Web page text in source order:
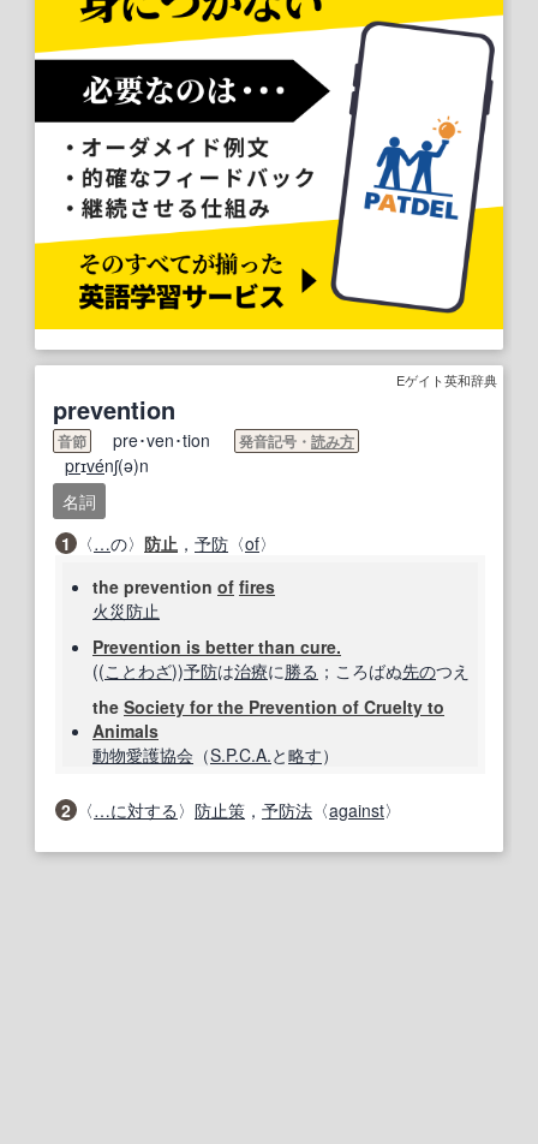
Eゲイト英和辞典
prevention
音節 pre･ven･tion 発音記号・ 読み方
prɪvénʃ(ə)n
名詞
1
〈…の〉 防止 ， 予防 〈of〉
the prevention of fires
火災防止
Prevention is better than cure.
((ことわざ))予防は治療に勝る ；ころばぬ先のつえ
the Society for the Prevention of Cruelty to
Animals
動物愛護協会 （S.P.C.A.と略す）
2 〈…に対する 〉 防止策 ， 予防法 〈against〉